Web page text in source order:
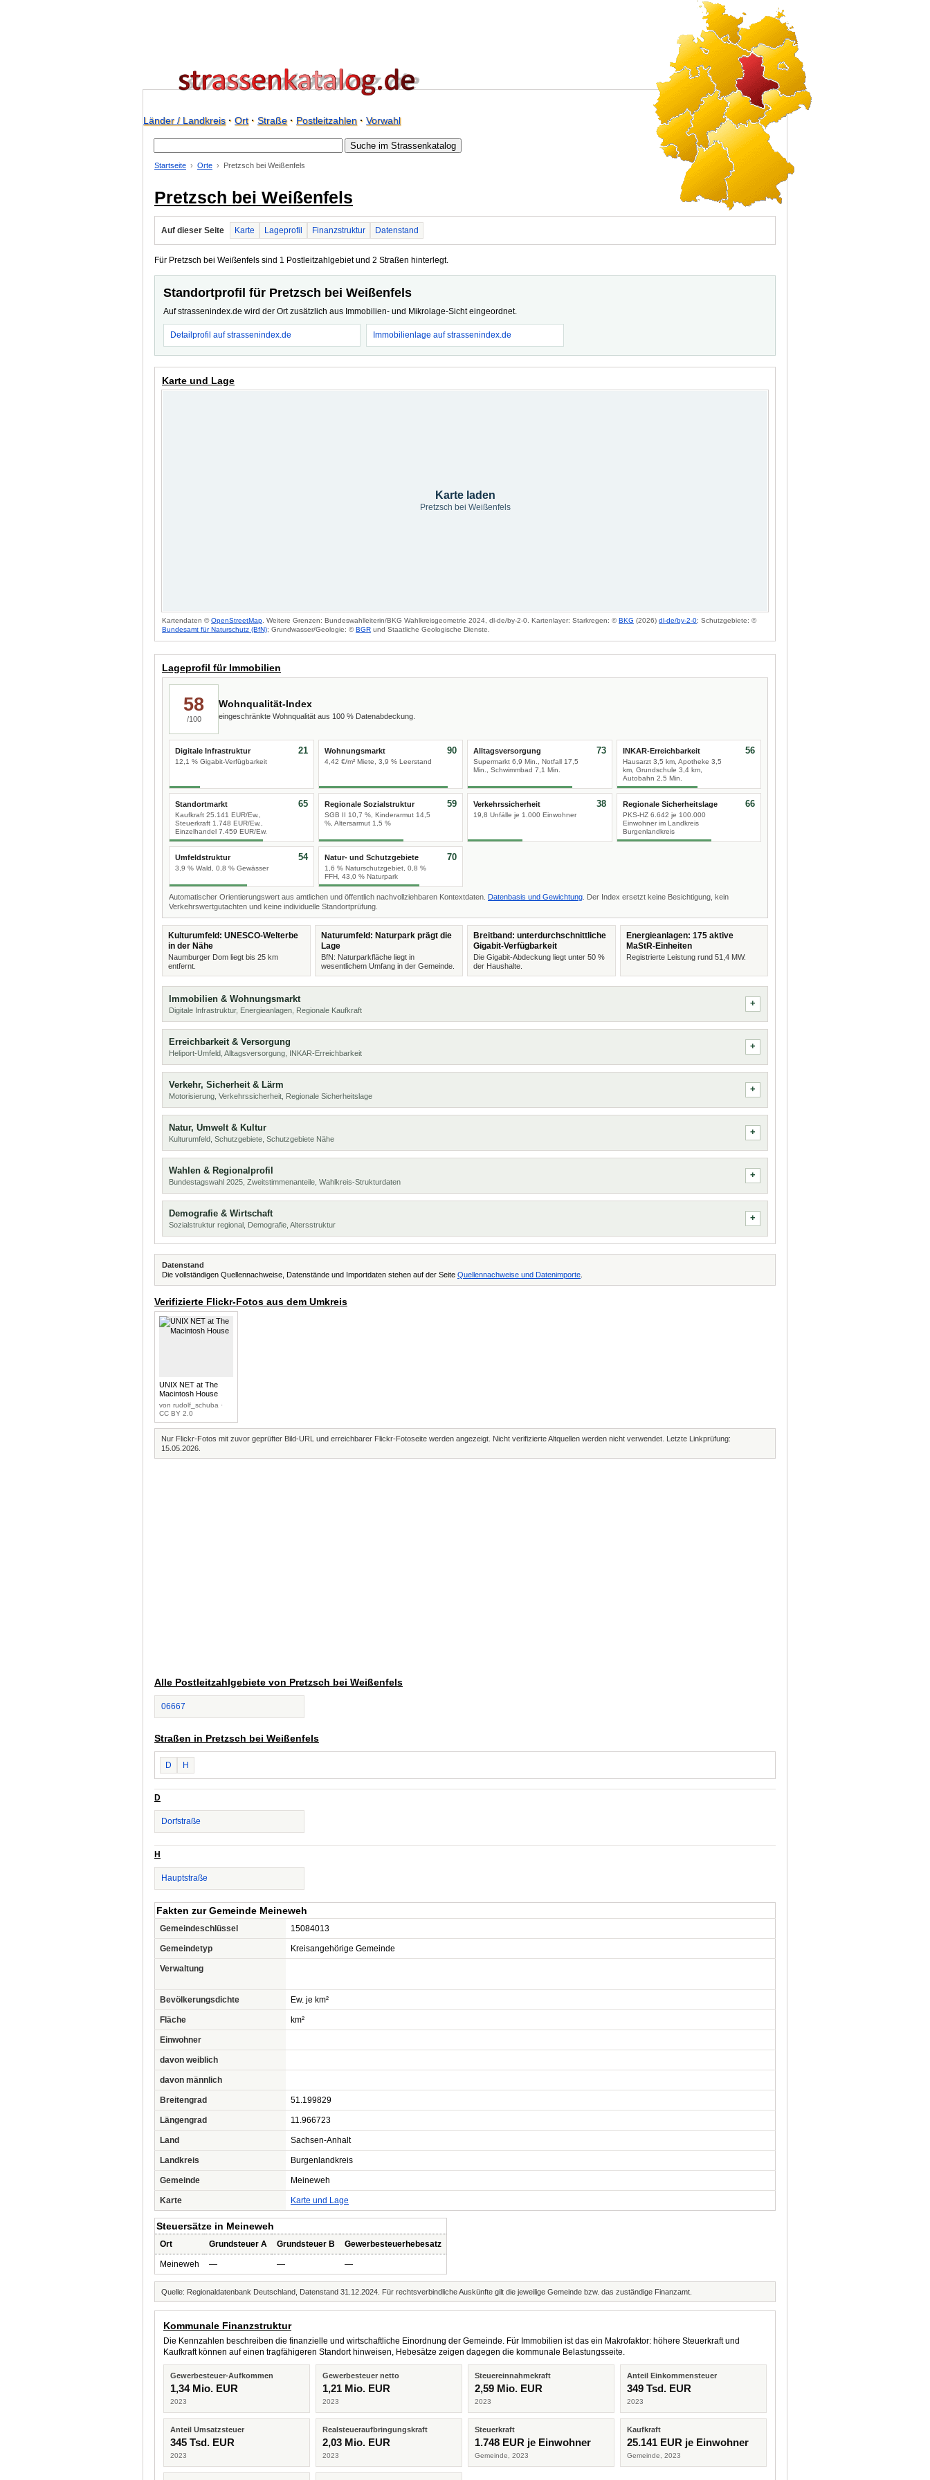
Länder / Landkreis· Ort· Straße· Postleitzahlen· Vorwahl
Startseite Orte Pretzsch bei Weißenfels
Pretzsch bei Weißenfels
Auf dieser Seite Karte Lageprofil Finanzstruktur Datenstand
Für Pretzsch bei Weißenfels sind 1 Postleitzahlgebiet und 2 Straßen hinterlegt.
Standortprofil für Pretzsch bei Weißenfels
Auf strassenindex.de wird der Ort zusätzlich aus Immobilien- und Mikrolage-Sicht eingeordnet.
Detailprofil auf strassenindex.de Immobilienlage auf strassenindex.de
Karte und Lage
Karte laden
Pretzsch bei Weißenfels
Kartendaten ©OpenStreetMap . Weitere Grenzen: Bundeswahlleiterin/BKG Wahlkreisgeometrie 2024, dl-de/by-2-0. Kartenlayer: Starkregen: ©BKG (2026) dl-de/by-2-0; Schutzgebiete: ©
Bundesamt für Naturschutz (BfN); Grundwasser/Geologie: ©BGR und Staatliche Geologische Dienste.
Lageprofil für Immobilien
58
/100
Wohnqualität-Index
eingeschränkte Wohnqualität aus 100 % Datenabdeckung.
Digitale Infrastruktur
12,1 % Gigabit-Verfügbarkeit
21 Wohnungsmarkt
4,42 €/m² Miete, 3,9 % Leerstand
90 Alltagsversorgung
Supermarkt 6,9 Min., Notfall 17,5
Min., Schwimmbad 7,1 Min.
73 INKAR-Erreichbarkeit
Hausarzt 3,5 km, Apotheke 3,5
km, Grundschule 3,4 km,
Autobahn 2,5 Min.
56
Standortmarkt
Kaufkraft 25.141 EUR/Ew.,
Steuerkraft 1.748 EUR/Ew.,
Einzelhandel 7.459 EUR/Ew.
65 Regionale Sozialstruktur
SGB II 10,7 %, Kinderarmut 14,5
%, Altersarmut 1,5 %
59 Verkehrssicherheit
19,8 Unfälle je 1.000 Einwohner
38 Regionale Sicherheitslage
PKS-HZ 6.642 je 100.000
Einwohner im Landkreis
Burgenlandkreis
66
Umfeldstruktur
3,9 % Wald, 0,8 % Gewässer
54 Natur- und Schutzgebiete
1,6 % Naturschutzgebiet, 0,8 %
FFH, 43,0 % Naturpark
70
Automatischer Orientierungswert aus amtlichen und öffentlich nachvollziehbaren Kontextdaten. Datenbasis und Gewichtung . Der Index ersetzt keine Besichtigung, kein
Verkehrswertgutachten und keine individuelle Standortprüfung.
Kulturumfeld: UNESCO-Welterbe
in der Nähe
Naumburger Dom liegt bis 25 km
entfernt.
Naturumfeld: Naturpark prägt die
Lage
BfN: Naturparkfläche liegt in
wesentlichem Umfang in der Gemeinde.
Breitband: unterdurchschnittliche
Gigabit-Verfügbarkeit
Die Gigabit-Abdeckung liegt unter 50 %
der Haushalte.
Energieanlagen: 175 aktive
MaStR-Einheiten
Registrierte Leistung rund 51,4 MW.
Immobilien & Wohnungsmarkt
Digitale Infrastruktur, Energieanlagen, Regionale Kaufkraft
Erreichbarkeit & Versorgung
Heliport-Umfeld, Alltagsversorgung, INKAR-Erreichbarkeit
Verkehr, Sicherheit & Lärm
Motorisierung, Verkehrssicherheit, Regionale Sicherheitslage
Natur, Umwelt & Kultur
Kulturumfeld, Schutzgebiete, Schutzgebiete Nähe
Wahlen & Regionalprofil
Bundestagswahl 2025, Zweitstimmenanteile, Wahlkreis-Strukturdaten
Demografie & Wirtschaft
Sozialstruktur regional, Demografie, Altersstruktur
Datenstand
Die vollständigen Quellennachweise, Datenstände und Importdaten stehen auf der Seite Quellennachweise und Datenimporte
Verifizierte Flickr-Fotos aus dem Umkreis
UNIX NET at The
Macintosh House
von rudolf_schuba ·
CC BY 2.0
Nur Flickr-Fotos mit zuvor geprüfter Bild-URL und erreichbarer Flickr-Fotoseite werden angezeigt. Nicht verifizierte Altquellen werden nicht verwendet. Letzte Linkprüfung:
15.05.2026.
Alle Postleitzahlgebiete von Pretzsch bei Weißenfels
06667
Straßen in Pretzsch bei Weißenfels
D H
D
Dorfstraße
H
Hauptstraße
Fakten zur Gemeinde Meineweh
Gemeindeschlüssel 15084013
Gemeindetyp Kreisangehörige Gemeinde
Verwaltung
Bevölkerungsdichte Ew. je km²
Fläche km²
Einwohner
davon weiblich
davon männlich
Breitengrad 51.199829
Längengrad 11.966723
Land Sachsen-Anhalt
Landkreis Burgenlandkreis
Gemeinde Meineweh
Karte Karte und Lage
Steuersätze in Meineweh
Ort Grundsteuer A Grundsteuer B Gewerbesteuerhebesatz
Meineweh — — —
Quelle: Regionaldatenbank Deutschland, Datenstand 31.12.2024. Für rechtsverbindliche Auskünfte gilt die jeweilige Gemeinde bzw. das zuständige Finanzamt.
Kommunale Finanzstruktur
Die Kennzahlen beschreiben die finanzielle und wirtschaftliche Einordnung der Gemeinde. Für Immobilien ist das ein Makrofaktor: höhere Steuerkraft und
Kaufkraft können auf einen tragfähigeren Standort hinweisen, Hebesätze zeigen dagegen die kommunale Belastungsseite.
Gewerbesteuer-Aufkommen
1,34 Mio. EUR
2023
Gewerbesteuer netto
1,21 Mio. EUR
2023
Steuereinnahmekraft
2,59 Mio. EUR
2023
Anteil Einkommensteuer
349 Tsd. EUR
2023
Anteil Umsatzsteuer
345 Tsd. EUR
2023
Realsteueraufbringungskraft
2,03 Mio. EUR
2023
Steuerkraft
1.748 EUR je Einwohner
Gemeinde, 2023
Kaufkraft
25.141 EUR je Einwohner
Gemeinde, 2023